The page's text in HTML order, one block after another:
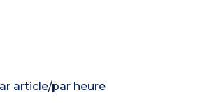
article/par heure